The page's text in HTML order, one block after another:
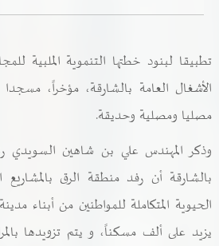
خدمات الأفراد
خدمات الجهات
خدمات الموظفين
المكتبة الإلكترونية
تطبيقا لبنود خطتها التنموية الملبية
الأشغال العامة بالشارقة، مؤخراً،
مصليا ومصلية وحديقة.
وذكر المهندس علي بن شاهين السويدي
بالشارقة أن رفد منطقة الرق بالمشاريع
الحيوية المتكاملة للمواطنين من أبناء
يزيد على ألف مسكناً، و يتم تزويدها